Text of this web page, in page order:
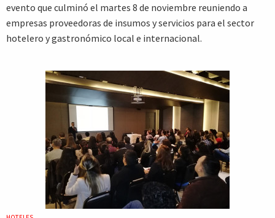
evento que culminó el martes 8 de noviembre reuniendo a
empresas proveedoras de insumos y servicios para el sector
hotelero y gastronómico local e internacional.